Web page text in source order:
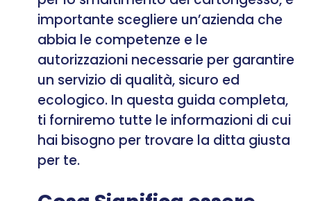
importante scegliere un’azienda che
abbia le competenze e le
autorizzazioni necessarie per garantire
un servizio di qualità, sicuro ed
ecologico. In questa guida completa,
ti forniremo tutte le informazioni di cui
hai bisogno per trovare la ditta giusta
per te.